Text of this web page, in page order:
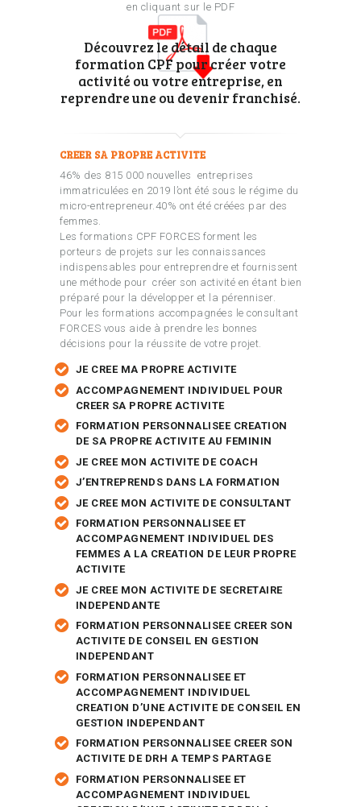
en cliquant sur le PDF
Découvrez le détail de chaque
formation CPF pour créer votre
activité ou votre entreprise, en
reprendre une ou devenir franchisé.
CREER SA PROPRE ACTIVITE
46% des 815 000 nouvelles entreprises
immatriculées en 2019 l’ont été sous le régime du
micro-entrepreneur.40% ont été créées par des
femmes.
Les formations CPF FORCES forment les
porteurs de projets sur les connaissances
indispensables pour entreprendre et fournissent
une méthode pour créer son activité en étant bien
préparé pour la développer et la pérenniser.
Pour les formations accompagnées le consultant
FORCES vous aide à prendre les bonnes
décisions pour la réussite de votre projet.
JE CREE MA PROPRE ACTIVITE
ACCOMPAGNEMENT INDIVIDUEL POUR
CREER SA PROPRE ACTIVITE
FORMATION PERSONNALISEE CREATION
DE SA PROPRE ACTIVITE AU FEMININ
JE CREE MON ACTIVITE DE COACH
J’ENTREPRENDS DANS LA FORMATION
JE CREE MON ACTIVITE DE CONSULTANT
FORMATION PERSONNALISEE ET
ACCOMPAGNEMENT INDIVIDUEL DES
FEMMES A LA CREATION DE LEUR PROPRE
ACTIVITE
JE CREE MON ACTIVITE DE SECRETAIRE
INDEPENDANTE
FORMATION PERSONNALISEE CREER SON
ACTIVITE DE CONSEIL EN GESTION
INDEPENDANT
FORMATION PERSONNALISEE ET
ACCOMPAGNEMENT INDIVIDUEL
CREATION D’UNE ACTIVITE DE CONSEIL EN
GESTION INDEPENDANT
FORMATION PERSONNALISEE CREER SON
ACTIVITE DE DRH A TEMPS PARTAGE
FORMATION PERSONNALISEE ET
ACCOMPAGNEMENT INDIVIDUEL